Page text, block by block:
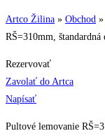
Artco Žilina » Obchod »
RŠ=310mm,
Rezervovať
Zavolať do Artca
Napísať
Pultové lemovanie